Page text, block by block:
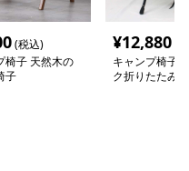
(税込)
椅子 天然木の
子
¥12,880
キャンプ椅子
ク折りたたみ